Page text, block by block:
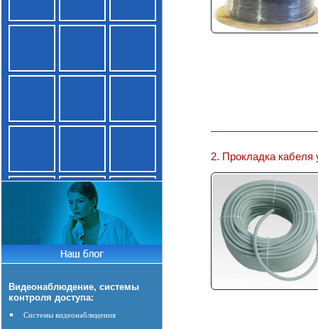
Видеонаблюдение, системы
контроля доступа:
Системы видеонаблюдения
2. Прокладка